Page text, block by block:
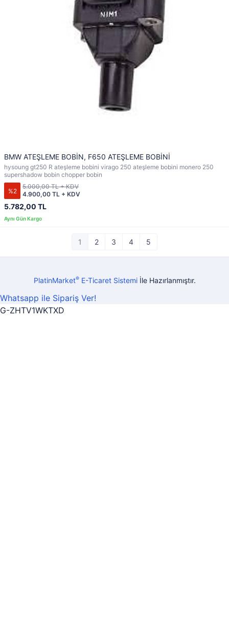
BMW ATEŞLEME BOBİN, F650 ATEŞLEME BOBİNİ
hysoung gt250 R ateşleme bobini virago 250 ateşleme bobini monero 250
supershadow bobin chopper bobin
%2
5.782,00 TL
4.900,00 TL + KDV
5.000,00 TL + KDV
1 2 3 4 5
PlatinMarket®E-Ticaret Sistemiİle Hazırlanmıştır.
Whatsapp ile Sipariş Ver!
G-ZHTV1WKTXD